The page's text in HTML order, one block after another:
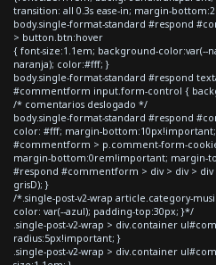
transition: all 0.3s ease-in; margin-
body.single-format-standard #respond
> button.btn:hover
{ font-size:1.1em; background-color:var(--
naranja); color:#fff; }
body.single-format-standard #respond
#commentform input.form-control {
/* comentarios deslogado */
body.single-format-standard #respond
color: #fff; margin-
#commentform > p.comment-form-
margin-bottom:0rem!important; margin-
#respond #commentform > div > div >
grisD); }
/*.single-post-v2-wrap article.category-
color: var(--azul); padding-top:30px; }*/
.single-post-v2-wrap > div.container
radius:5px!important; }
.single-post-v2-wrap > div.container